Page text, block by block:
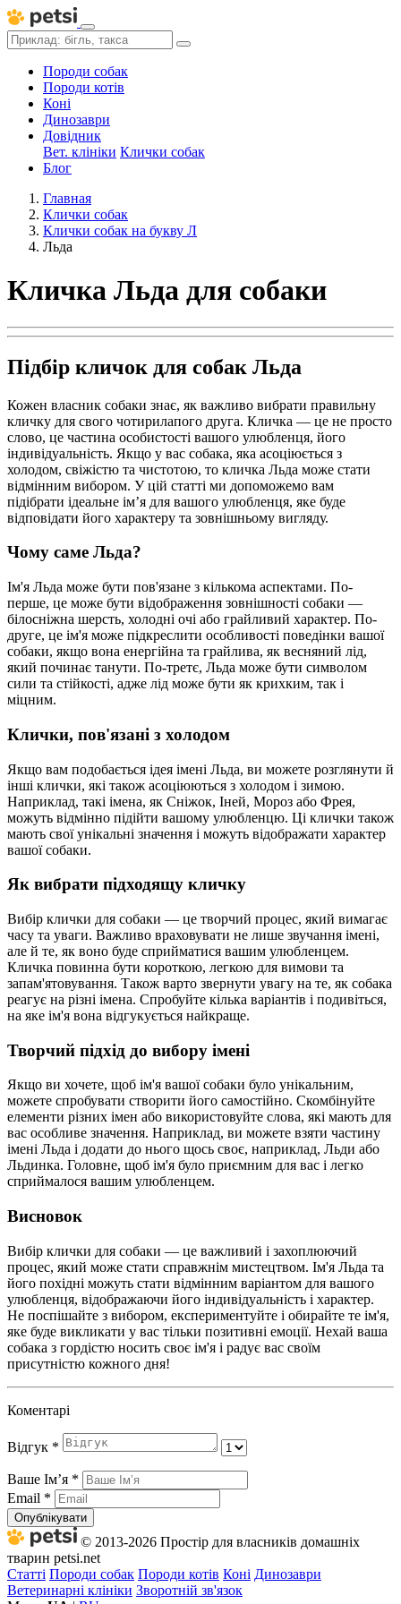
Породи собак
Породи котів
Коні
Динозаври
Довідник
Вет. клініки Клички собак
Блог
Главная
Клички собак
Клички собак на букву Л
Льда
Кличка Льда для собаки
Підбір кличок для собак Льда
Кожен власник собаки знає, як важливо вибрати правильну
кличку для свого чотирилапого друга. Кличка — це не просто
слово, це частина особистості вашого улюбленця, його
індивідуальність. Якщо у вас собака, яка асоціюється з
холодом, свіжістю та чистотою, то кличка Льда може стати
відмінним вибором. У цій статті ми допоможемо вам
підібрати ідеальне ім’я для вашого улюбленця, яке буде
відповідати його характеру та зовнішньому вигляду.
Чому саме Льда?
Ім'я Льда може бути пов'язане з кількома аспектами. По-
перше, це може бути відображення зовнішності собаки —
білосніжна шерсть, холодні очі або грайливий характер. По-
друге, це ім'я може підкреслити особливості поведінки вашої
собаки, якщо вона енергійна та грайлива, як весняний лід,
який починає танути. По-третє, Льда може бути символом
сили та стійкості, адже лід може бути як крихким, так і
міцним.
Клички, пов'язані з холодом
Якщо вам подобається ідея імені Льда, ви можете розглянути й
інші клички, які також асоціюються з холодом і зимою.
Наприклад, такі імена, як Сніжок, Іней, Мороз або Фрея,
можуть відмінно підійти вашому улюбленцю. Ці клички також
мають свої унікальні значення і можуть відображати характер
вашої собаки.
Як вибрати підходящу кличку
Вибір клички для собаки — це творчий процес, який вимагає
часу та уваги. Важливо враховувати не лише звучання імені,
але й те, як воно буде сприйматися вашим улюбленцем.
Кличка повинна бути короткою, легкою для вимови та
запам'ятовування. Також варто звернути увагу на те, як собака
реагує на різні імена. Спробуйте кілька варіантів і подивіться,
на яке ім'я вона відгукується найкраще.
Творчий підхід до вибору імені
Якщо ви хочете, щоб ім'я вашої собаки було унікальним,
можете спробувати створити його самостійно. Скомбінуйте
елементи різних імен або використовуйте слова, які мають для
вас особливе значення. Наприклад, ви можете взяти частину
імені Льда і додати до нього щось своє, наприклад, Льди або
Льдинка. Головне, щоб ім'я було приємним для вас і легко
сприймалося вашим улюбленцем.
Висновок
Вибір клички для собаки — це важливий і захоплюючий
процес, який може стати справжнім мистецтвом. Ім'я Льда та
його похідні можуть стати відмінним варіантом для вашого
улюбленця, відображаючи його індивідуальність і характер.
Не поспішайте з вибором, експериментуйте і обирайте те ім'я,
яке буде викликати у вас тільки позитивні емоції. Нехай ваша
собака з гордістю носить своє ім'я і радує вас своїм
присутністю кожного дня!
Коментарі
Відгук *
Ваше Імʼя *
Email *
Опублікувати
© 2013-2026 Простір для власників домашніх
тварин petsi.net
Статті Породи собак Породи котів Коні Динозаври
Ветеринарні клініки Зворотній зв'язок